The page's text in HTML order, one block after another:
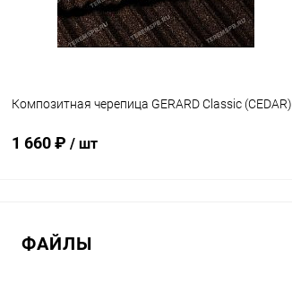
Композитная черепица GERARD Classic (CEDAR)
1 660 ₽ / шт
ФАЙЛЫ